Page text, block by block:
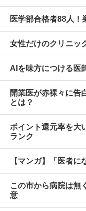
医学部合格者88人！
女性だけのクリニッ
AIを味方につける医
開業医が赤裸々に告
とは？
ポイント還元率を大
ランク
【マンガ】「医者に
この市から病院は無
意